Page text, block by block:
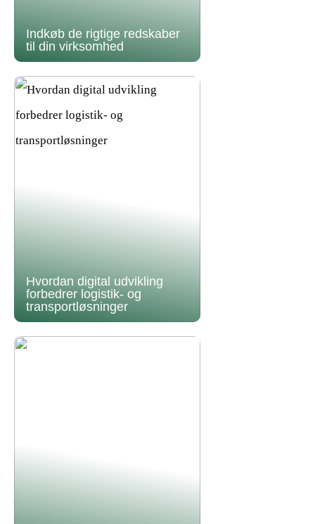
Indkøb de rigtige redskaber
til din virksomhed
Hvordan digital udvikling
forbedrer logistik- og
transportløsninger